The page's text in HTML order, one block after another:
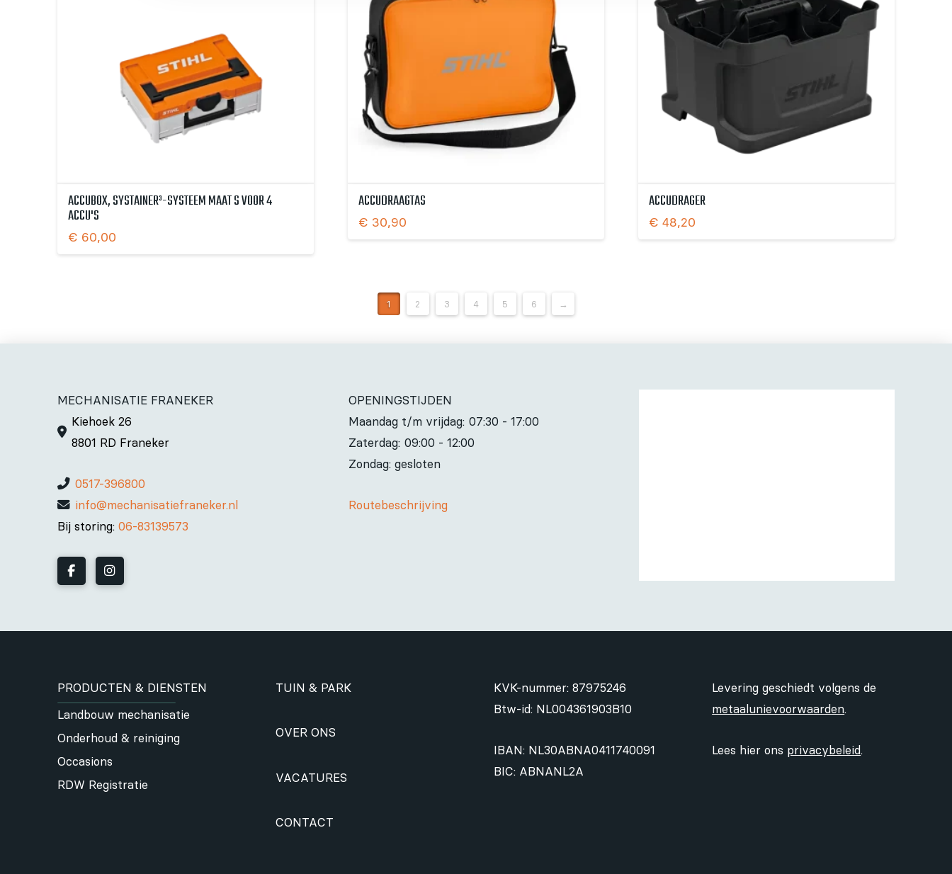
ACCUBOX, SYSTAINER³-SYSTEEM MAAT S VOOR 4
ACCU'S
€ 60,00
ACCUDRAAGTAS
€ 30,90
ACCUDRAGER
€ 48,20
1 2 3 4 5 6 →
MECHANISATIE FRANEKER
Kiehoek 26
8801 RD Franeker
0517-396800
info@mechanisatiefraneker.nl
Bij storing: 06-83139573
OPENINGSTIJDEN
Maandag t/m vrijdag: 07:30 - 17:00
Zaterdag: 09:00 - 12:00
Zondag: gesloten
Routebeschrijving
PRODUCTEN & DIENSTEN
Landbouw mechanisatie
Onderhoud & reiniging
Occasions
RDW Registratie
TUIN & PARK
OVER ONS
VACATURES
CONTACT
KVK-nummer: 87975246
Btw-id: NL004361903B10
IBAN: NL30ABNA0411740091
BIC: ABNANL2A
Levering geschiedt volgens de
metaalunievoorwaarden.
Lees hier ons privacybeleid.